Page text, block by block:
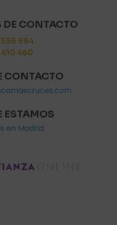
DE CONTACTO
355 594
410 460
CONTACTO
ESTAMOS
en Madrid